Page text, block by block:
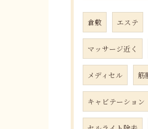
倉敷 エステ
マッサージ近く
メディセル 筋
キャビテーション